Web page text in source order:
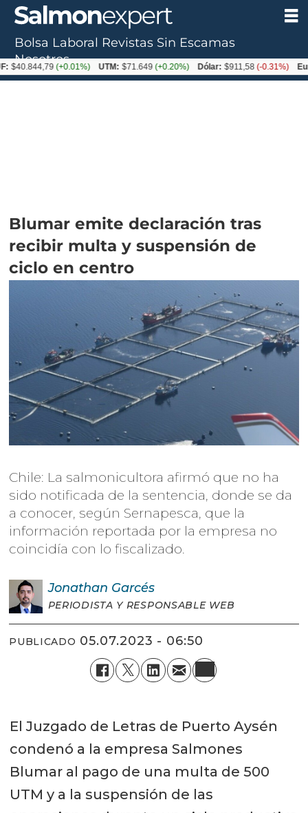
Blumar emite declaración tras
recibir multa y suspensión de
ciclo en centro
Chile: La salmonicultora afirmó que no ha
sido notificada de la sentencia, donde se da
a conocer, según Sernapesca, que la
información reportada por la empresa no
coincidía con lo fiscalizado.
Jonathan Garcés
PERIODISTA Y RESPONSABLE WEB
PUBLICADO 05.07.2023 - 06:50
El Juzgado de Letras de Puerto Aysén
condenó a la empresa Salmones
Blumar al pago de una multa de 500
UTM y a la suspensión de las
Bolsa Laboral Revistas Sin Escamas
Nosotros
(+0.01%) UTM: $71.649(+0.20%) Dólar: $911,58(-0.31%) Euro: